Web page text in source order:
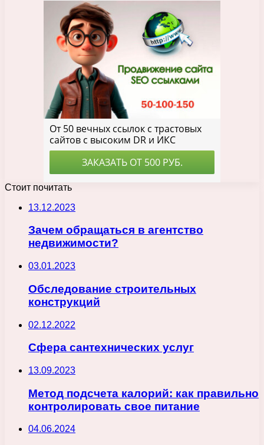
Стоит почитать
13.12.2023
Зачем обращаться в агентство
недвижимости?
03.01.2023
Обследование строительных
конструкций
02.12.2022
Сфера сантехнических услуг
13.09.2023
Метод подсчета калорий: как правильно
контролировать свое питание
04.06.2024